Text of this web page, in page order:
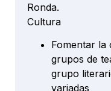
Ronda.
Cultura
Fomentar la
grupos de
grupo
variadas